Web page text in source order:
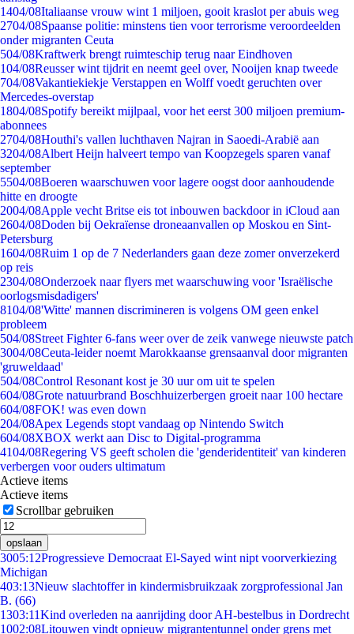
1404/08Italiaanse vrouw wint 1 miljoen, gooit kraslot per abuis weg
2704/08Spaanse politie: minstens tien voor terrorisme veroordeelden
onder migranten Ceuta
504/08Kraftwerk brengt ruimteschip terug naar Eindhoven
104/08Reusser wint tijdrit en neemt geel over, Nooijen knap tweede
704/08Vakantiekiekje Verstappen en Wolff voedt geruchten over
Mercedes-overstap
1804/08Spotify bereikt mijlpaal, voor het eerst 300 miljoen premium-
abonnees
2704/08Houthi's vallen luchthaven Najran in Saoedi-Arabië aan
3204/08Albert Heijn halveert tempo van Koopzegels sparen vanaf
september
5504/08Boeren waarschuwen voor lagere oogst door aanhoudende
hitte en droogte
2004/08Apple vecht Britse eis tot inbouwen backdoor in iCloud aan
2604/08Doden bij Oekraïense droneaanvallen op Moskou en Sint-
Petersburg
1604/08Ruim 1 op de 7 Nederlanders gaan deze zomer onverzekerd
op reis
2304/08Onderzoek naar flyers met waarschuwing voor 'Israëlische
oorlogsmisdadigers'
8104/08'Witte' mannen discrimineren is volgens OM geen enkel
probleem
504/08Street Fighter 6-fans weer over de zeik vanwege nieuwste patch
3004/08Ceuta-leider noemt Marokkaanse grensaanval door migranten
'gruweldaad'
504/08Control Resonant kost je 30 uur om uit te spelen
604/08Grote natuurbrand Boschhuizerbergen groeit naar 100 hectare
604/08FOK! was even down
204/08Apex Legends stopt vandaag op Nintendo Switch
604/08XBOX werkt aan Disc to Digital-programma
4104/08Regering VS geeft scholen die 'genderidentiteit' van kinderen
verbergen voor ouders ultimatum
Actieve items
Actieve items
Scrollbar gebruiken
opslaan
3005:12Progressieve Democraat El-Sayed wint nipt voorverkiezing
Michigan
403:13Nieuw slachtoffer in kindermisbruikzaak zorgprofessional Jan
B. (66)
1303:11Kind overleden na aanrijding door AH-bestelbus in Dordrecht
1002:08Litouwen vindt opnieuw migrantentunnel onder grens met